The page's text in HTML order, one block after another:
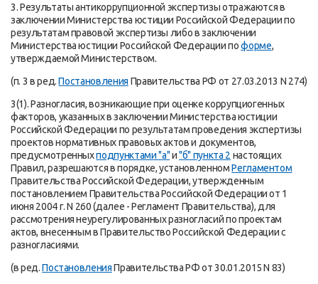
3. Результаты антикоррупционной экспертизы отражаются в
заключении Министерства юстиции Российской Федерации по
результатам правовой экспертизы либо в заключении
Министерства юстиции Российской Федерации поформе,
утверждаемой Министерством.
(п. 3 в ред.Постановления Правительства РФ от 27.03.2013 N 274)
3(1). Разногласия, возникающие при оценке коррупциогенных
факторов, указанных в заключении Министерства юстиции
Российской Федерации по результатам проведения экспертизы
проектов нормативных правовых актов и документов,
предусмотренныхподпунктами "а"и"б" пункта 2 настоящих
Правил, разрешаются в порядке, установленномРегламентом
Правительства Российской Федерации, утвержденным
постановлением Правительства Российской Федерации от 1
июня 2004 г. N 260 (далее - Регламент Правительства), для
рассмотрения неурегулированных разногласий по проектам
актов, внесенным в Правительство Российской Федерации с
разногласиями.
(в ред.ПостановленияПравительства РФ от 30.01.2015 N 83)